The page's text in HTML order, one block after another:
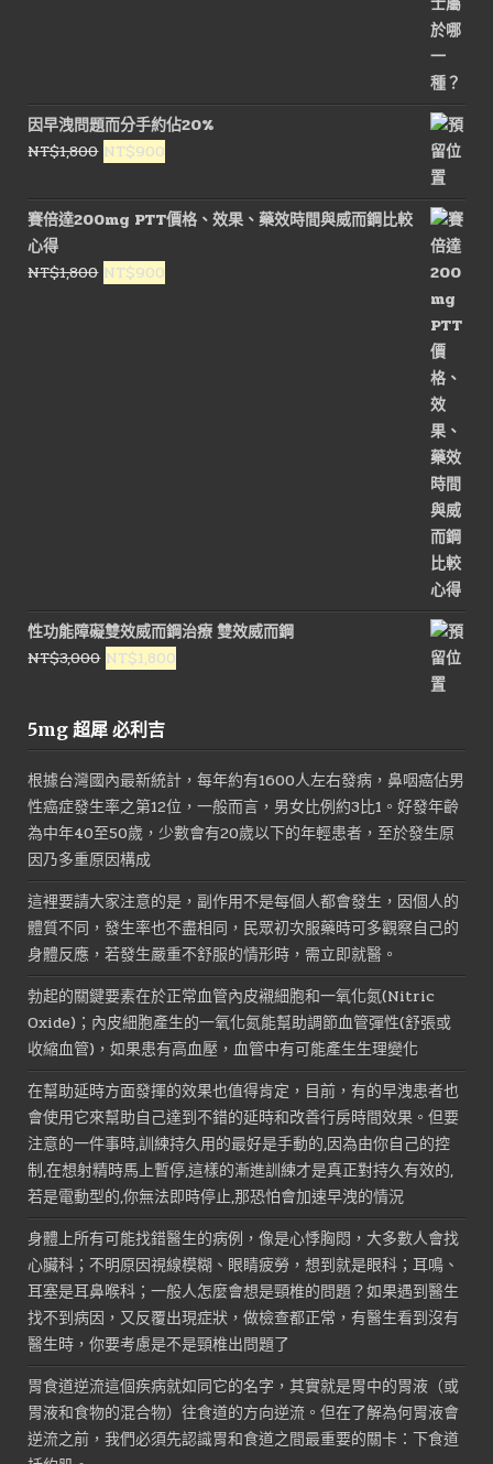
因早洩問題而分手約佔20%
NT$1,800 原
價
格：
NT$1,800。
NT$900
價
格：
NT$900。
賽倍達200mg PTT價格、效果、藥效時間與威而鋼比較
心得
NT$1,800 原
NT$900
性功能障礙雙效威而鋼治療 雙效威而鋼
NT$3,000 原
格：
NT$1,800
5mg 超犀 必利吉
根據台灣國內最新統計，每年約有1600人左右發病，鼻咽癌佔男
性癌症發生率之第12位，一般而言，男女比例約3比1。好發年齡
為中年40至50歲，少數會有20歲以下的年輕患者，至於發生原
因乃多重原因構成
這裡要請大家注意的是，副作用不是每個人都會發生，因個人的
體質不同，發生率也不盡相同，民眾初次服藥時可多觀察自己的
身體反應，若發生嚴重不舒服的情形時，需立即就醫。
勃起的關鍵要素在於正常血管內皮襯細胞和一氧化氮(Nitric
Oxide)；內皮細胞產生的一氧化氮能幫助調節血管彈性(舒張或
收縮血管)，如果患有高血壓，血管中有可能產生生理變化
在幫助延時方面發揮的效果也值得肯定，目前，有的早洩患者也
會使用它來幫助自己達到不錯的延時和改善行房時間效果。但要
注意的一件事時,訓練持久用的最好是手動的,因為由你自己的控
制,在想射精時馬上暫停,這樣的漸進訓練才是真正對持久有效的,
若是電動型的,你無法即時停止,那恐怕會加速早洩的情況
身體上所有可能找錯醫生的病例，像是心悸胸悶，大多數人會找
心臟科；不明原因視線模糊、眼睛疲勞，想到就是眼科；耳鳴、
耳塞是耳鼻喉科；一般人怎麼會想是頸椎的問題？如果遇到醫生
找不到病因，又反覆出現症狀，做檢查都正常，有醫生看到沒有
醫生時，你要考慮是不是頸椎出問題了
胃食道逆流這個疾病就如同它的名字，其實就是胃中的胃液（或
胃液和食物的混合物）往食道的方向逆流。但在了解為何胃液會
逆流之前，我們必須先認識胃和食道之間最重要的關卡：下食道